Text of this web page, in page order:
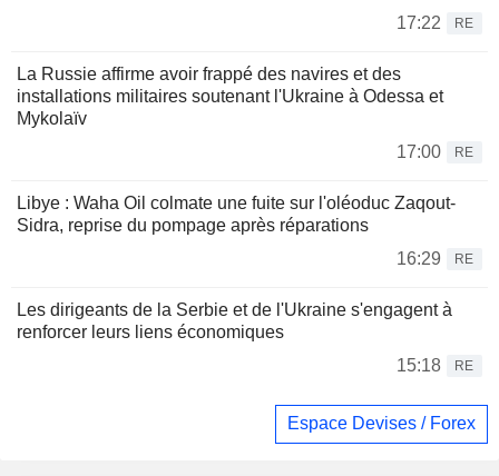
17:22
RE
La Russie affirme avoir frappé des navires et des
installations militaires soutenant l'Ukraine à Odessa et
Mykolaïv
17:00
RE
Libye : Waha Oil colmate une fuite sur l'oléoduc Zaqout-
Sidra, reprise du pompage après réparations
16:29
RE
Les dirigeants de la Serbie et de l'Ukraine s'engagent à
renforcer leurs liens économiques
15:18
RE
Espace Devises / Forex